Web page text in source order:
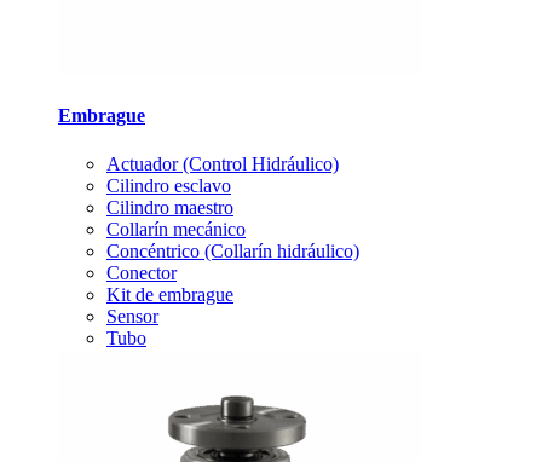
Embrague
Actuador (Control Hidráulico)
Cilindro esclavo
Cilindro maestro
Collarín mecánico
Concéntrico (Collarín hidráulico)
Conector
Kit de embrague
Sensor
Tubo